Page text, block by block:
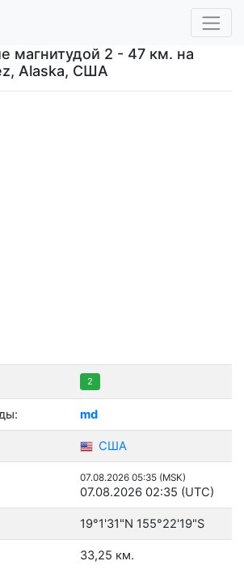
магнитудой 2 - 47 км. на
Alaska, США
2
md
США
07.08.2026 05:35 (MSK)
07.08.2026 02:35 (UTC)
19°1'31"N 155°22'19"S
33,25 км.